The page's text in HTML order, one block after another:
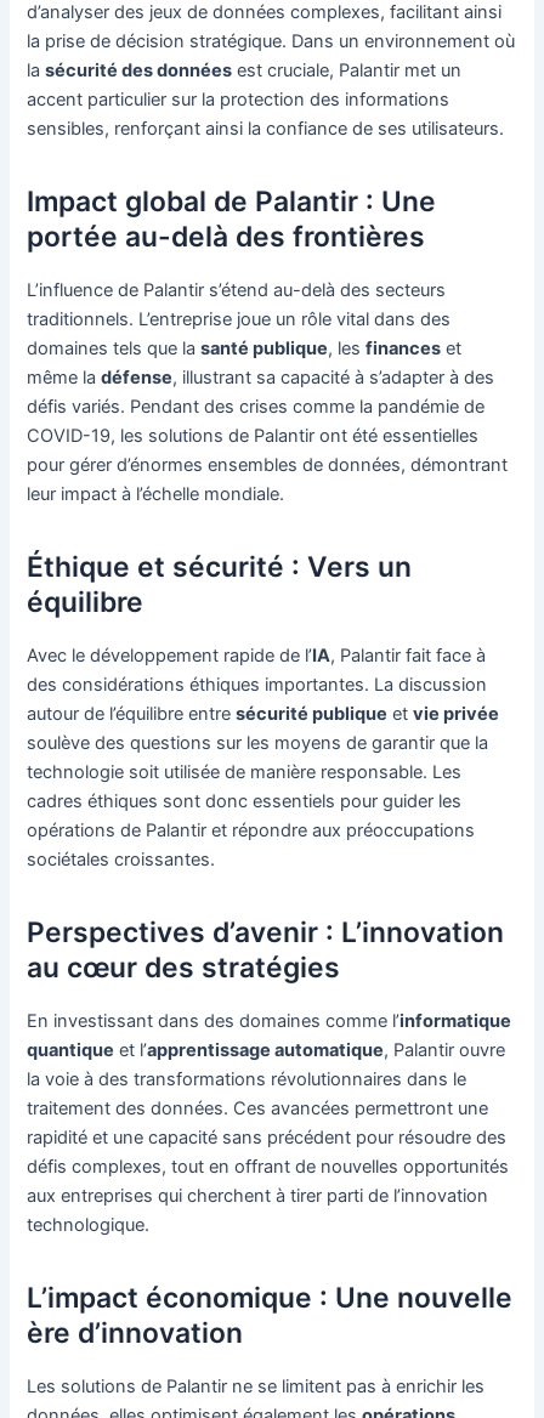
d’analyser des jeux de données complexes, facilitant ainsi
la prise de décision stratégique. Dans un environnement où
lasécurité des données est cruciale, Palantir met un
accent particulier sur la protection des informations
sensibles, renforçant ainsi la confiance de ses utilisateurs.
Impact global de Palantir : Une
portée au-delà des frontières
L’influence de Palantir s’étend au-delà des secteurs
traditionnels. L’entreprise joue un rôle vital dans des
domaines tels que lasanté publique, lesfinances et
même ladéfense, illustrant sa capacité à s’adapter à des
défis variés. Pendant des crises comme la pandémie de
COVID-19, les solutions de Palantir ont été essentielles
pour gérer d’énormes ensembles de données, démontrant
leur impact à l’échelle mondiale.
Éthique et sécurité : Vers un
équilibre
Avec le développement rapide de l’IA, Palantir fait face à
des considérations éthiques importantes. La discussion
autour de l’équilibre entresécurité publique etvie privée
soulève des questions sur les moyens de garantir que la
technologie soit utilisée de manière responsable. Les
cadres éthiques sont donc essentiels pour guider les
opérations de Palantir et répondre aux préoccupations
sociétales croissantes.
Perspectives d’avenir : L’innovation
au cœur des stratégies
En investissant dans des domaines comme l’informatique
quantique et l’apprentissage automatique, Palantir ouvre
la voie à des transformations révolutionnaires dans le
traitement des données. Ces avancées permettront une
rapidité et une capacité sans précédent pour résoudre des
défis complexes, tout en offrant de nouvelles opportunités
aux entreprises qui cherchent à tirer parti de l’innovation
technologique.
L’impact économique : Une nouvelle
ère d’innovation
Les solutions de Palantir ne se limitent pas à enrichir les